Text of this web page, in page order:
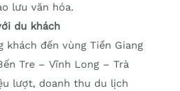
lưu văn hóa.
du khách
khách đến vùng Tiền Giang
Tre – Vĩnh Long – Trà
lượt, doanh thu du lịch